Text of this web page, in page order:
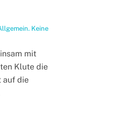
. Keine
mit
Klute die
auf die